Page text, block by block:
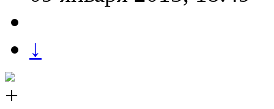
↓